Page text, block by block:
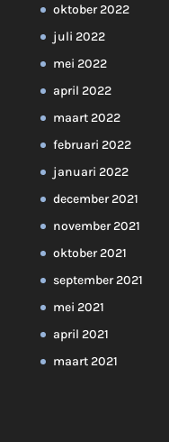
oktober 2022
juli 2022
mei 2022
april 2022
maart 2022
februari 2022
januari 2022
december 2021
november 2021
oktober 2021
september 2021
mei 2021
april 2021
maart 2021